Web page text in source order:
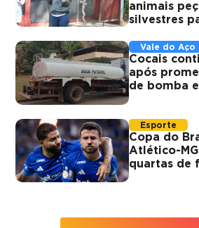
animais
silvestres
Vale do Aço
Cocais
após
de bomba
Esporte
Copa do
Atlético-
quartas de